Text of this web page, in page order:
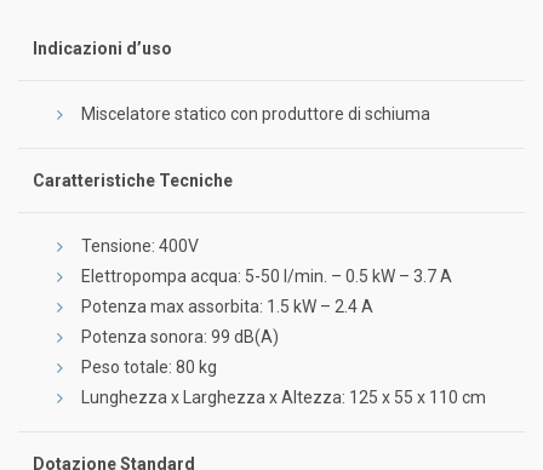
Indicazioni d’uso
Miscelatore statico con produttore di schiuma
Caratteristiche Tecniche
Tensione: 400V
Elettropompa acqua: 5-50 l/min. – 0.5 kW – 3.7 A
Potenza max assorbita: 1.5 kW – 2.4 A
Potenza sonora: 99 dB(A)
Peso totale: 80 kg
Lunghezza x Larghezza x Altezza: 125 x 55 x 110 cm
Dotazione Standard